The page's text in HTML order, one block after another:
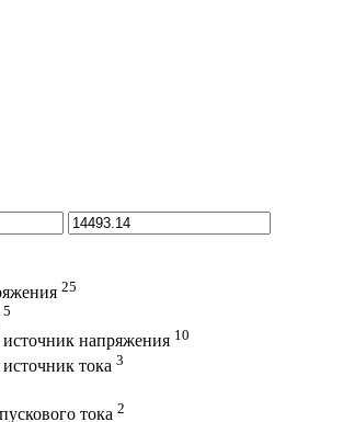
25
5
напряжения 10
тока 3
тока 2